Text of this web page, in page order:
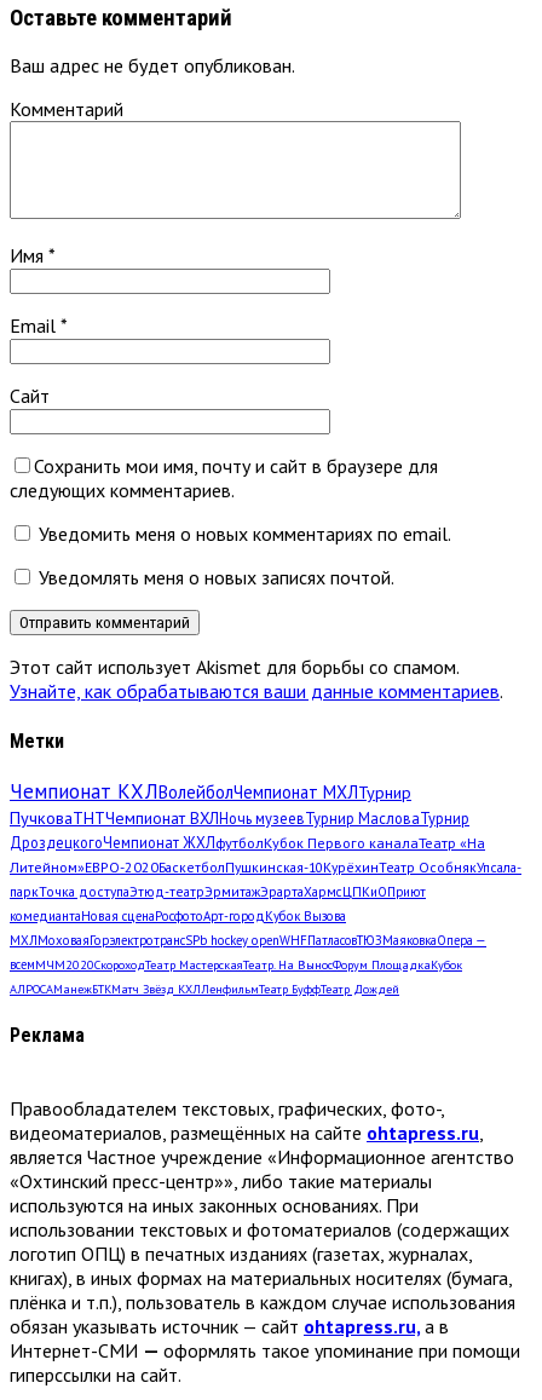
Оставьте комментарий
Ваш адрес не будет опубликован.
Комментарий
Имя *
Email *
Сайт
Сохранить мои имя, почту и сайт в браузере для
следующих комментариев.
Уведомить меня о новых комментариях по email.
Уведомлять меня о новых записях почтой.
Этот сайт использует Akismet для борьбы со спамом.
Узнайте, как обрабатываются ваши данные комментариев.
Метки
Чемпионат КХЛВолейболЧемпионат МХЛТурнир
ПучковаТНТЧемпионат ВХЛНочь музеевТурнир МасловаТурнир
ДроздецкогоЧемпионат ЖХЛфутболКубок Первого каналаТеатр «На
Литейном»ЕВРО-2020БаскетболПушкинская-10КурёхинТеатр ОсобнякУпсала-
паркТочка доступаЭтюд-театрЭрмитажЭрартаХармсЦПКиОПриют
комедиантаНовая сценаРосфотоАрт-город Кубок Вызова
МХЛМоховаяГорэлектротрансSPb hockey openWHFПатласовТЮЗМаяковкаОпера —
всемМЧМ2020СкороходТеатр МастерскаяТеатр. На ВыносФорум ПлощадкаКубок
АЛРОСАМанежБТКМатч Звёзд КХЛЛенфильмТеатр БуффТеатр Дождей
Реклама
Правообладателем текстовых, графических, фото-,
видеоматериалов, размещённых на сайте ohtapress.ru,
является Частное учреждение «Информационное агентство
«Охтинский пресс-центр»», либо такие материалы
используются на иных законных основаниях. При
использовании текстовых и фотоматериалов (содержащих
логотип ОПЦ) в печатных изданиях (газетах, журналах,
книгах), в иных формах на материальных носителях (бумага,
плёнка и т.п.), пользователь в каждом случае использования
обязан указывать источник — сайт ohtapress.ru, а в
Интернет-СМИ — оформлять такое упоминание при помощи
гиперссылки на сайт.